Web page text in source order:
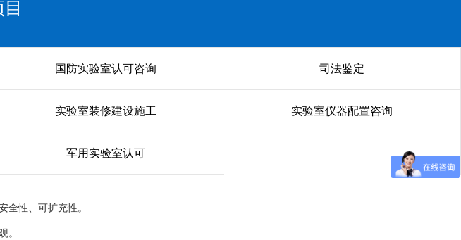
国防实验室认可咨询 司法鉴定
实验室装修建设施工 实验室仪器配置咨询
军用实验室认可
全性、可扩充性。
。